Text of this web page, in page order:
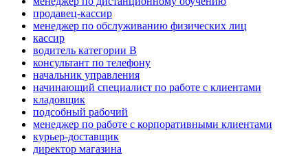
продавец-кассир
менеджер по обслуживанию физических лиц
кассир
водитель категории B
консультант по телефону
начальник управления
начинающий специалист по работе с клиентами
кладовщик
подсобный рабочий
менеджер по работе с корпоративными клиентами
курьер-доставщик
директор магазина